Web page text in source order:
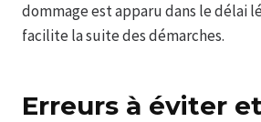
dommage est apparu dans le délai
facilite la suite des démarches.
Erreurs à éviter